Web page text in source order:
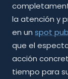
la atención y
en un spot
que el
acción
tiempo para